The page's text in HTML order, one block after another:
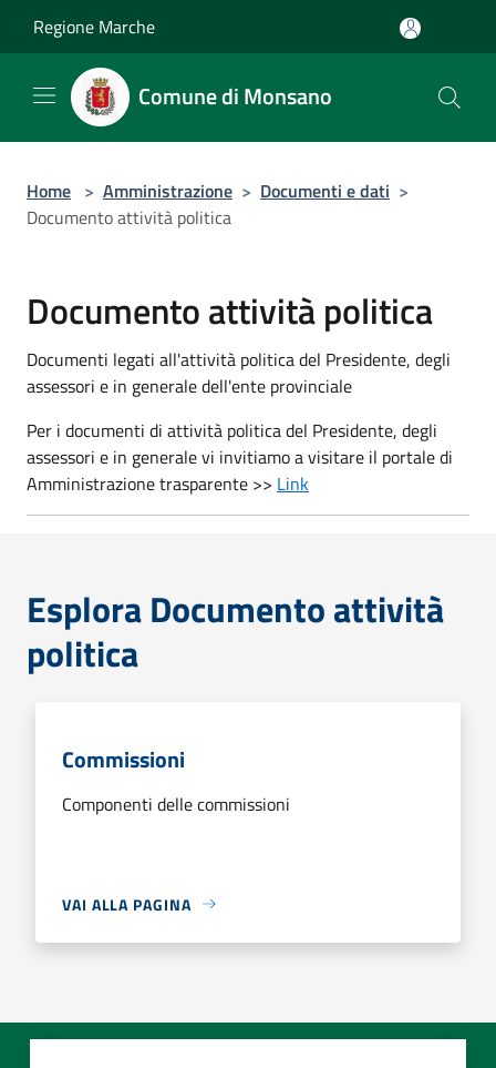
Regione Marche
Comune di Monsano
Home > Amministrazione > Documenti e dati >
Documento attività politica
Documento attività politica
Documenti legati all'attività politica del Presidente, degli
assessori e in generale dell'ente provinciale
Per i documenti di attività politica del Presidente, degli
assessori e in generale vi invitiamo a visitare il portale di
Amministrazione trasparente >> Link
Esplora Documento attività
politica
Commissioni
Componenti delle commissioni
VAI ALLA PAGINA